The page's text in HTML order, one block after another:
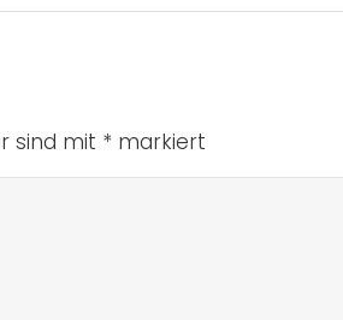
sind mit * markiert